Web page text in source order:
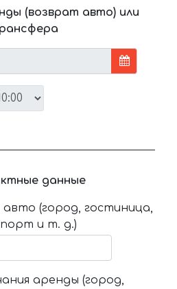
(возврат авто) или
данные
(город, гостиница,
и т. д.)
аренды (город,